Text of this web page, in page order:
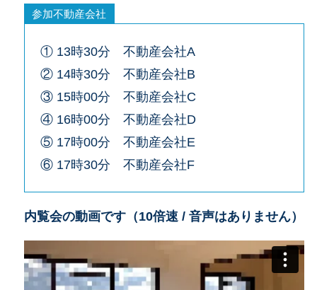
参加不動産会社
① 13時30分 不動産会社A
② 14時30分 不動産会社B
③ 15時00分 不動産会社C
④ 16時00分 不動産会社D
⑤ 17時00分 不動産会社E
⑥ 17時30分 不動産会社F
内覧会の動画です（10倍速 / 音声はありません）